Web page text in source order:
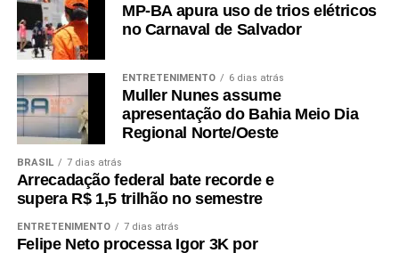
MP-BA apura uso de trios elétricos
no Carnaval de Salvador
ENTRETENIMENTO 6 dias atrás
Muller Nunes assume
apresentação do Bahia Meio Dia
Regional Norte/Oeste
BRASIL 7 dias atrás
Arrecadação federal bate recorde e
supera R$ 1,5 trilhão no semestre
ENTRETENIMENTO 7 dias atrás
Felipe Neto processa Igor 3K por